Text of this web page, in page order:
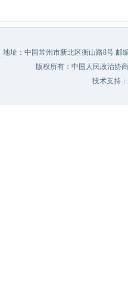
地址：中国常州市新北区衡山路8号 邮
版权所有：中国人民政治协
技术支持：